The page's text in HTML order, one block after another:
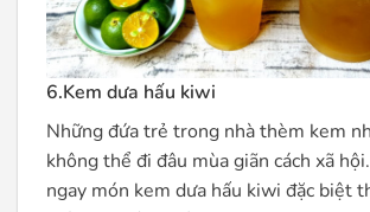
6.Kem dưa hấu kiwi
Những đứa trẻ trong nhà thèm kem
không thể đi đâu mùa giãn cách xã
ngay món kem dưa hấu kiwi đặc biệt